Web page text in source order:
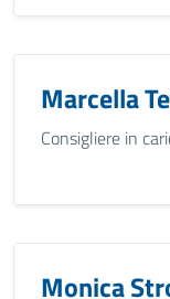
Marcella
Consigliere in
Monica